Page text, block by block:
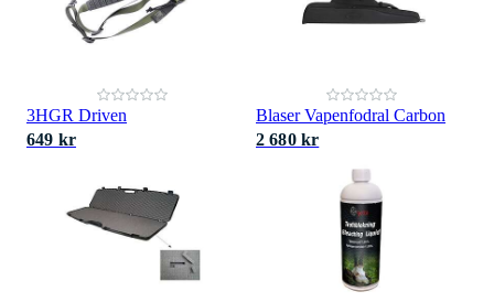
3HGR Driven
649 kr
Blaser Vapenfodral Carbon
2 680 kr